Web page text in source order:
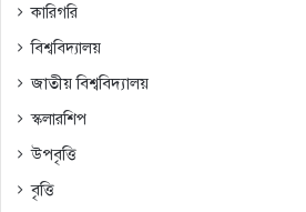
কারিগরি
বিশ্ববিদ্যালয়
জাতীয় বিশ্ববিদ্যালয়
স্কলারশিপ
উপবৃত্তি
বৃত্তি